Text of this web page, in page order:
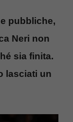
pubbliche,
Neri non
sia finita.
lasciati un